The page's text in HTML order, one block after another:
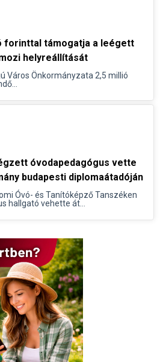
forinttal támogatja a leégett
helyreállítását
Város Önkormányzata 2,5 millió
óvodapedagógus vette
budapesti diplomaátadóján
Óvó- és Tanítóképző Tanszéken
hallgató vehette át...